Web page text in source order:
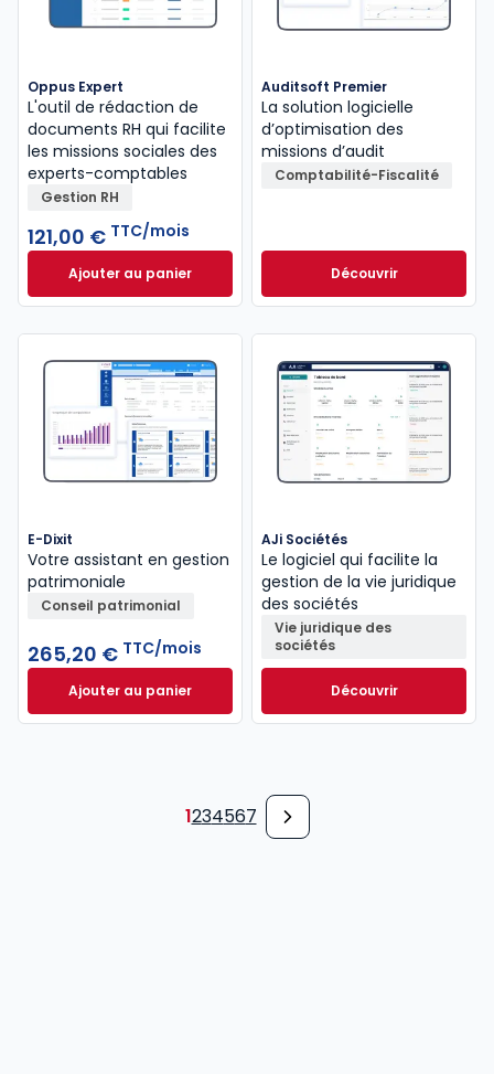
Oppus Expert
L'outil de rédaction de
documents RH qui facilite
les missions sociales des
experts-comptables
Gestion RH
121,00 € TTC/mois
Ajouter au panierOppus Expert à 121,00 € TTC/mois
Auditsoft Premier
La solution logicielle
d’optimisation des
missions d’audit
Comptabilité-Fiscalité
Découvrir
E-Dixit
Votre assistant en gestion
patrimoniale
Conseil patrimonial
265,20 € TTC/mois
Ajouter au panier
E-Dixit à 265,20 €
AJi Sociétés
Le logiciel qui facilite la
gestion de la vie juridique
des sociétés
Vie juridique des
sociétés
Découvrir
1234567